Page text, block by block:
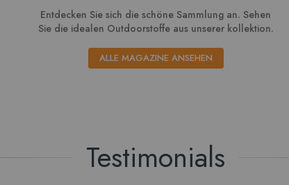
Entdecken Sie sich die schöne Sammlung an. Sehen
Sie die idealen Outdoorstoffe aus unserer kollektion.
ALLE MAGAZINE ANSEHEN
Testimonials